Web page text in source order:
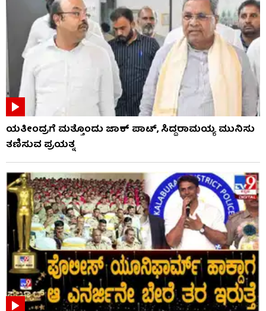
ಯತೀಂದ್ರಗೆ ಮತ್ತೊಂದು ಜಾಕ್​​ ಪಾಟ್, ಸಿದ್ದರಾಮಯ್ಯ ಮುನಿಸು
ತಣಿಸುವ ಪ್ರಯತ್ನ